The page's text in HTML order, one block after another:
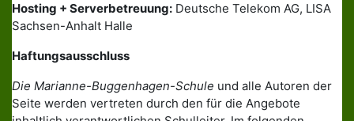
Hosting + Serverbetreuung: Deutsche Telekom AG, LISA
Sachsen-Anhalt Halle
Haftungsausschluss
Die Marianne-Buggenhagen-Schule und alle Autoren der
Seite werden vertreten durch den für die Angebote